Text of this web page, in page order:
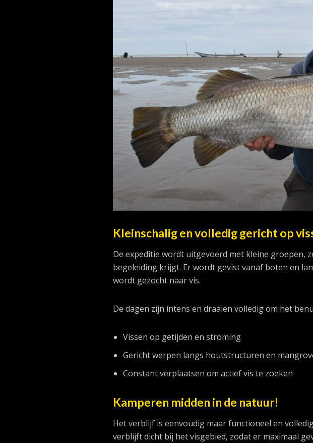
Kleinschalig en volledig gericht op
De expeditie wordt uitgevoerd met kleine groepen,
begeleiding krijgt. Er wordt gevist vanaf boten en
wordt gezocht naar vis.
De dagen zijn intens en draaien volledig om het
Vissen op getijden en stroming
Gericht werpen langs houtstructuren en
Constant verplaatsen om actief vis te zoeken
Kamperen midden in de natuur!
Het verblijf is eenvoudig maar functioneel en
verblijft dicht bij het visgebied, zodat er maximaal